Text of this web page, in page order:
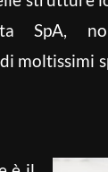
SpA,
moltissimi